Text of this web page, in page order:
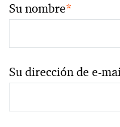
Su nombre*
Su dirección de e-